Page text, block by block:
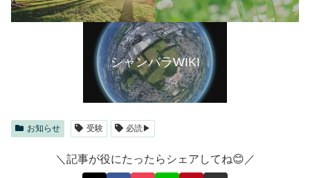
シャンバラWIKI
お知らせ 受験 必読▶
＼記事が役にたったらシェアしてね😊／